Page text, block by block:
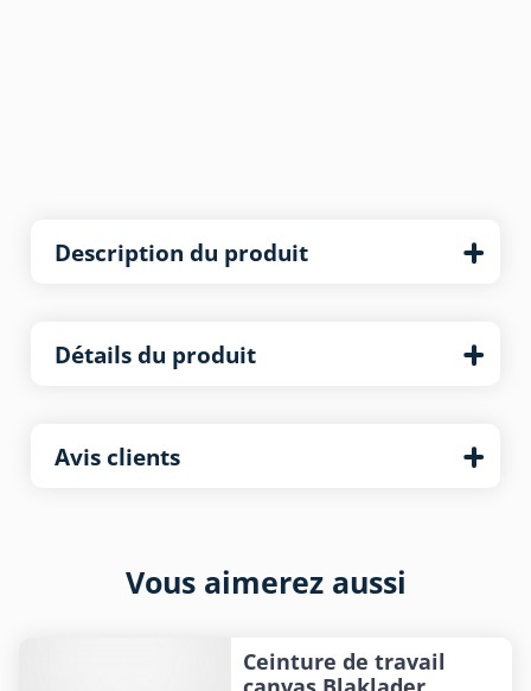
Description du produit
Détails du produit
Avis clients
Vous aimerez aussi
Ceinture de travail